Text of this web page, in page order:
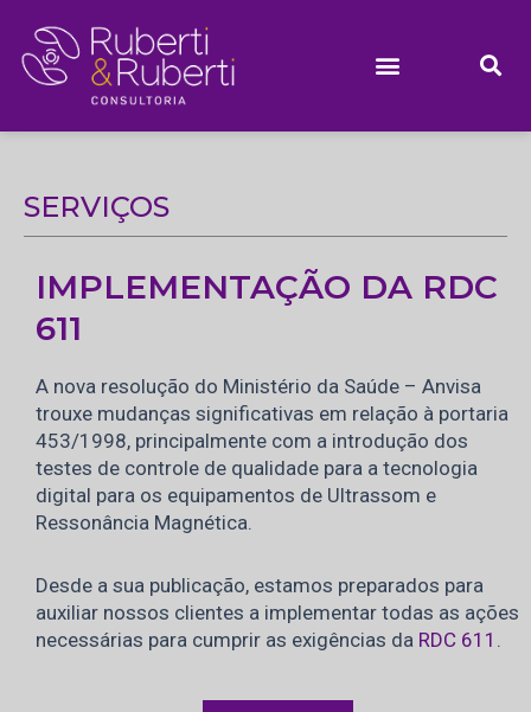
SERVIÇOS
IMPLEMENTAÇÃO DA RDC
611
A nova resolução do Ministério da Saúde – Anvisa
trouxe mudanças significativas em relação à portaria
453/1998, principalmente com a introdução dos
testes de controle de qualidade para a tecnologia
digital para os equipamentos de Ultrassom e
Ressonância Magnética.
Desde a sua publicação, estamos preparados para
auxiliar nossos clientes a implementar todas as ações
necessárias para cumprir as exigências da RDC 611